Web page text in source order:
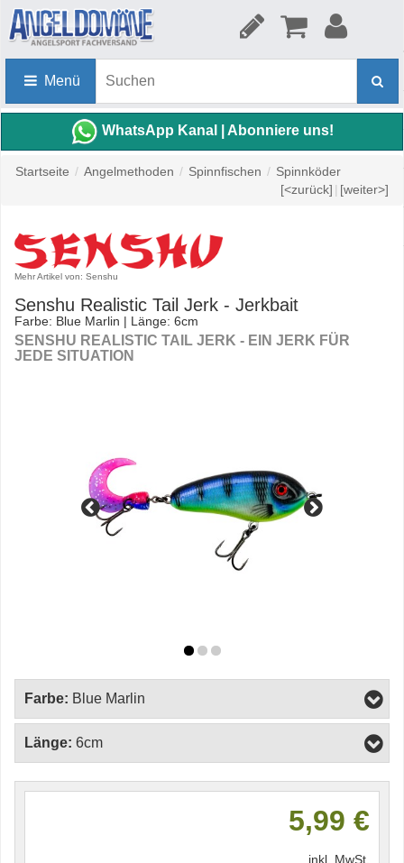
Menü
WhatsApp Kanal | Abonniere uns!
Startseite / Angelmethoden / Spinnfischen / Spinnköder
[<zurück] | [weiter>]
Mehr Artikel von: Senshu
Senshu Realistic Tail Jerk - Jerkbait
Farbe: Blue Marlin | Länge: 6cm
SENSHU REALISTIC TAIL JERK - EIN JERK FÜR
JEDE SITUATION
Farbe: Blue Marlin
Länge: 6cm
5,99 €
inkl. MwSt.